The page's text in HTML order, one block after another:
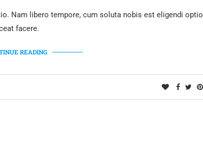
Nam libero tempore, cum soluta nobis est eligendi optio
facere.
READING